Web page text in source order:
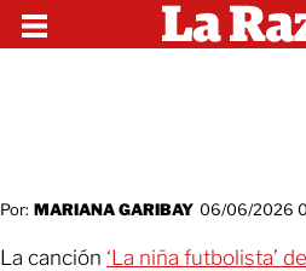
Por: MARIANA GARIBAY 06/06/2026
La canción ‘La niña futbolista’ de